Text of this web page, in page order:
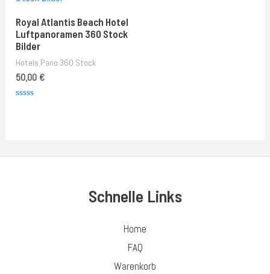
Royal Atlantis Beach Hotel
Luftpanoramen 360 Stock
Bilder
Hotels Pano 360 Stock
50,00 €
Schnelle Links
Home
FAQ
Warenkorb